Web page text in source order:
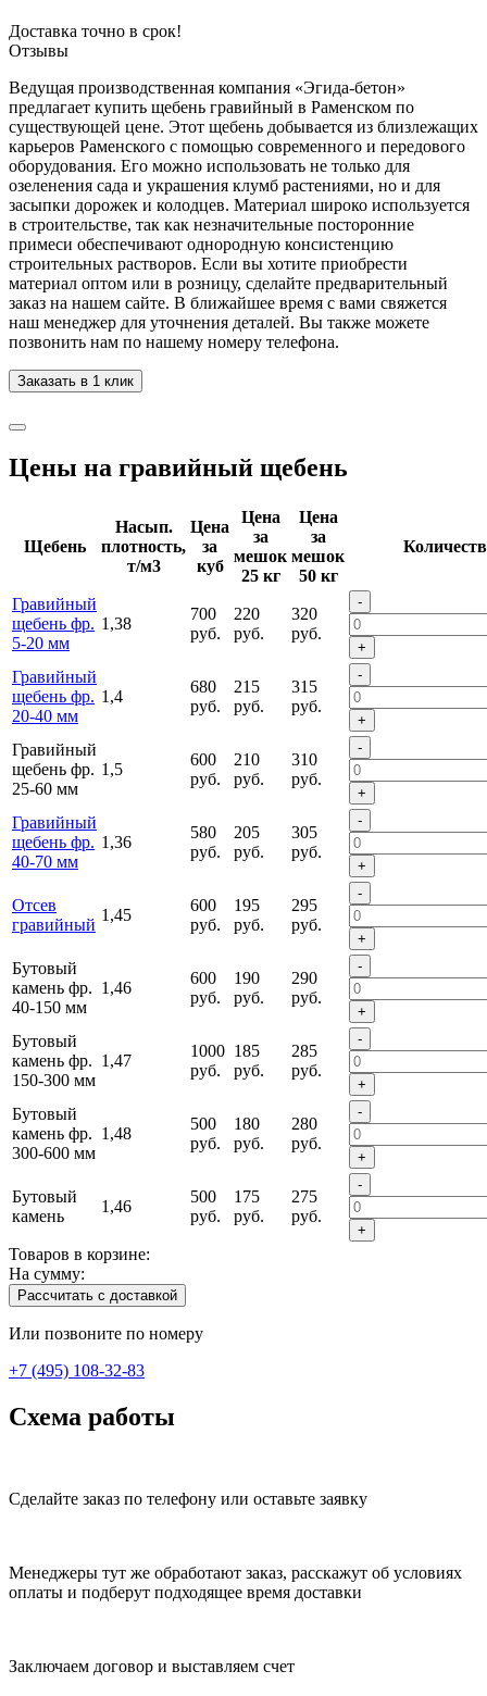
Доставка точно в срок!
Отзывы
Ведущая производственная компания «Эгида-бетон»
предлагает купить щебень гравийный в Раменском по
существующей цене. Этот щебень добывается из близлежащих
карьеров Раменского с помощью современного и передового
оборудования. Его можно использовать не только для
озеленения сада и украшения клумб растениями, но и для
засыпки дорожек и колодцев. Материал широко используется
в строительстве, так как незначительные посторонние
примеси обеспечивают однородную консистенцию
строительных растворов. Если вы хотите приобрести
материал оптом или в розницу, сделайте предварительный
заказ на нашем сайте. В ближайшее время с вами свяжется
наш менеджер для уточнения деталей. Вы также можете
позвонить нам по нашему номеру телефона.
Заказать в 1 клик
Цены на гравийный щебень
Щебень
Насып.
плотность,
т/м3
Цена
за
куб
Цена
за
мешок
25 кг
Цена
за
мешок
50 кг
Гравийный
щебень фр.
5-20 мм
1,38
700
руб.
220
руб.
320
руб.
-
+
Гравийный
щебень фр.
20-40 мм
1,4
680
руб.
215
руб.
315
руб.
-
+
Гравийный
щебень фр.
25-60 мм
1,5
600
руб.
210
руб.
310
руб.
-
+
Гравийный
щебень фр.
40-70 мм
1,36
580
руб.
205
руб.
305
руб.
-
+
Отсев
гравийный
1,45
600
руб.
195
руб.
295
руб.
-
+
Бутовый
камень фр.
40-150 мм
1,46
600
руб.
190
руб.
290
руб.
-
+
Бутовый
камень фр.
150-300 мм
1,47
1000
руб.
185
руб.
285
руб.
-
+
Бутовый
камень фр.
300-600 мм
1,48
500
руб.
180
руб.
280
руб.
-
+
Бутовый
камень
1,46
500
руб.
175
руб.
275
руб.
-
+
Товаров в корзине:
На сумму:
Рассчитать с доставкой
Или позвоните по номеру
+7 (495) 108-32-83
Схема работы
Сделайте заказ по телефону или оставьте заявку
Менеджеры тут же обработают заказ, расскажут об условиях
оплаты и подберут подходящее время доставки
Заключаем договор и выставляем счет